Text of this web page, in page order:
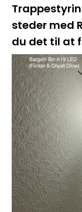
steder med
du det til at